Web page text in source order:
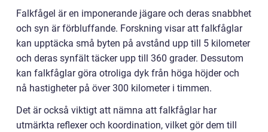
Falkfågel är en imponerande jägare och deras snabbhet
och syn är förbluffande. Forskning visar att falkfåglar
kan upptäcka små byten på avstånd upp till 5 kilometer
och deras synfält täcker upp till 360 grader. Dessutom
kan falkfåglar göra otroliga dyk från höga höjder och
nå hastigheter på över 300 kilometer i timmen.
Det är också viktigt att nämna att falkfåglar har
utmärkta reflexer och koordination, vilket gör dem till